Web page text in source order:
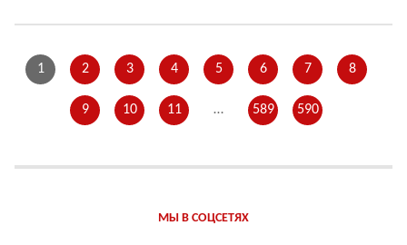
1 2 3 4 5 6 7 8
9 10 11 … 589 590
МЫ В СОЦСЕТЯХ